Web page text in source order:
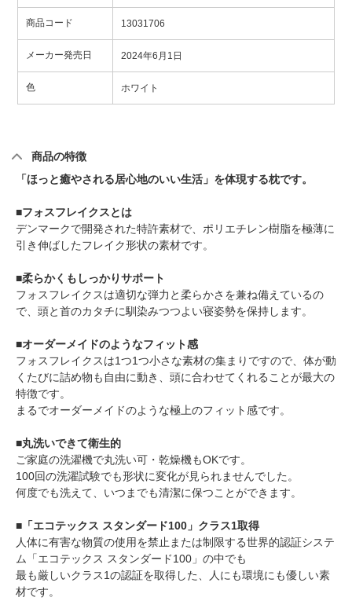
商品コード 13031706
メーカー発売日 2024年6月1日
色 ホワイト
商品の特徴
「ほっと癒やされる居心地のいい生活」を体現する枕です。
■フォスフレイクスとは
デンマークで開発された特許素材で、ポリエチレン樹脂を極薄に
引き伸ばしたフレイク形状の素材です。
■柔らかくもしっかりサポート
フォスフレイクスは適切な弾力と柔らかさを兼ね備えているの
で、頭と首のカタチに馴染みつつよい寝姿勢を保持します。
■オーダーメイドのようなフィット感
フォスフレイクスは1つ1つ小さな素材の集まりですので、体が動
くたびに詰め物も自由に動き、頭に合わせてくれることが最大の
特徴です。
まるでオーダーメイドのような極上のフィット感です。
■丸洗いできて衛生的
ご家庭の洗濯機で丸洗い可・乾燥機もOKです。
100回の洗濯試験でも形状に変化が見られませんでした。
何度でも洗えて、いつまでも清潔に保つことができます。
■「エコテックス スタンダード100」クラス1取得
人体に有害な物質の使用を禁止または制限する世界的認証システ
ム「エコテックス スタンダード100」の中でも
最も厳しいクラス1の認証を取得した、人にも環境にも優しい素
材です。